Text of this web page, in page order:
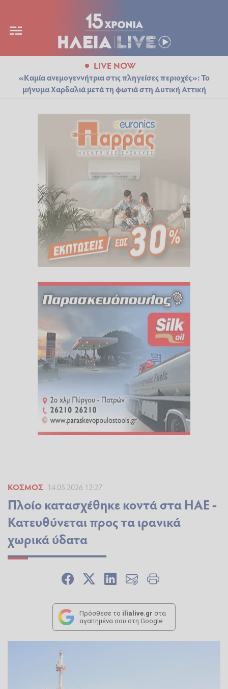
LIVE NOW
«Καμία ανεμογεννήτρια στις πληγείσες περιοχές»: Το
μήνυμα Χαρδαλιά μετά τη φωτιά στη Δυτική Αττική
ΚΌΣΜΟΣ 14.05.2026 12:27
Πλοίο κατασχέθηκε κοντά στα ΗΑΕ -
Κατευθύνεται προς τα ιρανικά
χωρικά ύδατα
Πρόσθεσε το ilialive.gr στα
αγαπημένα σου στη Google